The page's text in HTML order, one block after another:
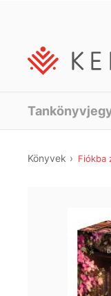
Könyvek Fiókba